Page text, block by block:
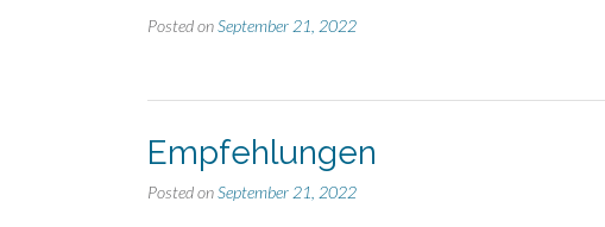
Posted onSeptember 21, 2022
Empfehlungen
Posted onSeptember 21, 2022